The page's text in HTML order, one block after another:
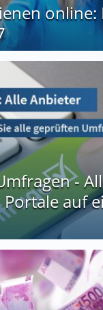
online:
-
auf